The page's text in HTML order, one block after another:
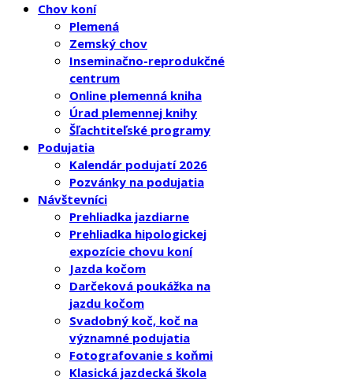
Chov koní
Plemená
Zemský chov
Inseminačno-reprodukčné
centrum
Online plemenná kniha
Úrad plemennej knihy
Šľachtiteľské programy
Podujatia
Kalendár podujatí 2026
Pozvánky na podujatia
Návštevníci
Prehliadka jazdiarne
Prehliadka hipologickej
expozície chovu koní
Jazda kočom
Darčeková poukážka na
jazdu kočom
Svadobný koč, koč na
významné podujatia
Fotografovanie s koňmi
Klasická jazdecká škola